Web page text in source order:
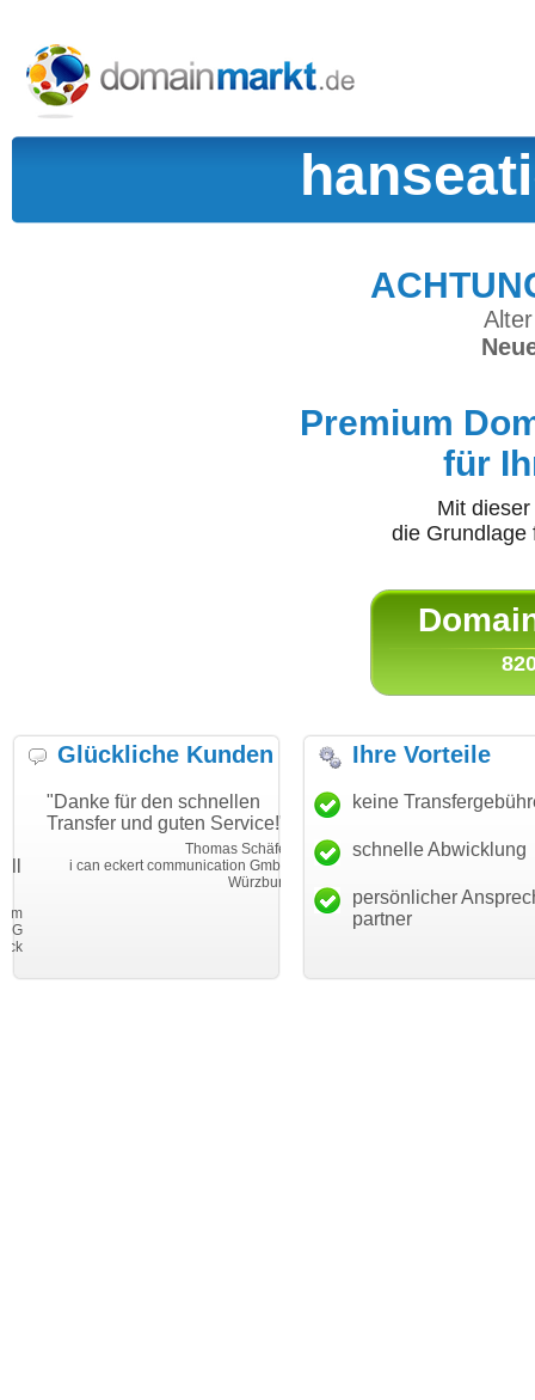
Premium
für
Mit
die
Glückliche Kunden
"Danke für den schnellen
Transfer und guten Service!"
Thomas Schäfer
i can eckert communication GmbH
Würzburg
"Ich bin dankbar, meine
Wunschdomain gefunden zu
haben. Die Domain passt für
mein Business und mich
hundertprozentig."
Ihre Vorteile
keine
schnelle Abwicklung
persönlicher
partner